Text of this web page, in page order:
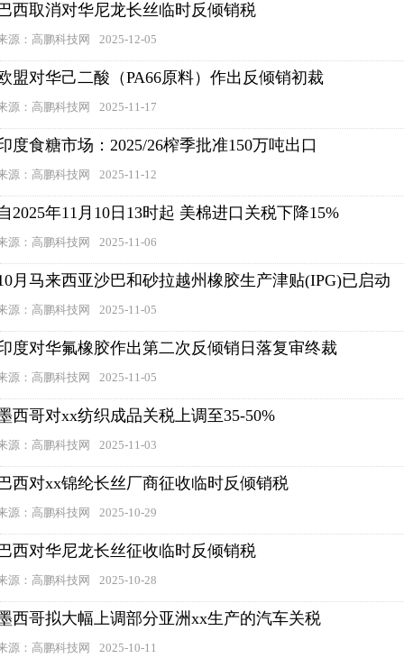
西取消对华尼龙长丝临时反倾销税
源：高鹏科技网 2025-12-05
盟对华己二酸（PA66原料）作出反倾销初裁
源：高鹏科技网 2025-11-17
度食糖市场：2025/26榨季批准150万吨出口
源：高鹏科技网 2025-11-12
2025年11月10日13时起 美棉进口关税下降15%
源：高鹏科技网 2025-11-06
月马来西亚沙巴和砂拉越州橡胶生产津贴(IPG)已启动
源：高鹏科技网 2025-11-05
度对华氟橡胶作出第二次反倾销日落复审终裁
源：高鹏科技网 2025-11-05
西哥对xx纺织成品关税上调至35-50%
源：高鹏科技网 2025-11-03
西对xx锦纶长丝厂商征收临时反倾销税
源：高鹏科技网 2025-10-29
西对华尼龙长丝征收临时反倾销税
源：高鹏科技网 2025-10-28
西哥拟大幅上调部分亚洲xx生产的汽车关税
源：高鹏科技网 2025-10-11